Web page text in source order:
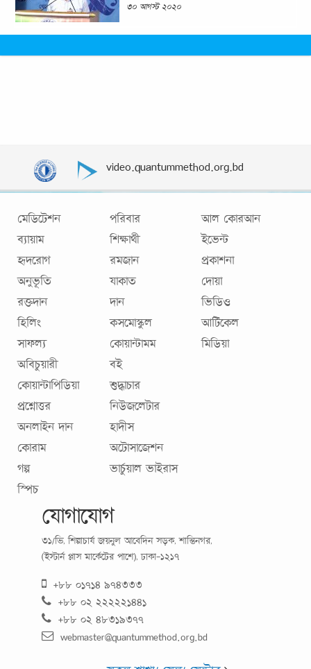
৩০ আগস্ট ২০২০
video.quantummethod.org.bd
মেডিটেশন
ব্যায়াম
হৃদরোগ
অনুভূতি
রক্তদান
হিলিং
সাফল্য
পরিবার
শিক্ষার্থী
রমজান
যাকাত
দান
কসমোস্কুল
কোয়ান্টামম
আল কোরআন
ইভেন্ট
প্রকাশনা
দোয়া
ভিডিও
আর্টিকেল
মিডিয়া
অবিচুয়ারী
কোয়ান্টাপিডিয়া
প্রশ্নোত্তর
অনলাইন দান
কোরাম
গল্প
স্পিচ
বই
শুদ্ধাচার
নিউজলেটার
হাদীস
অটোসাজেশন
ভার্চুয়াল ভাইরাস
যোগাযোগ
৩১/ভি, শিল্পাচার্য জয়নুল আবেদিন সড়ক, শান্তিনগর,
(ইস্টার্ন প্লাস মার্কেটের পাশে), ঢাকা-১২১৭
+৮৮ ০১৭১৪ ৯৭৪৩৩৩
+৮৮ ০২ ২২২২২১৪৪১
+৮৮ ০২ ৪৮৩১৯৩৭৭
webmaster@quantummethod.org.bd